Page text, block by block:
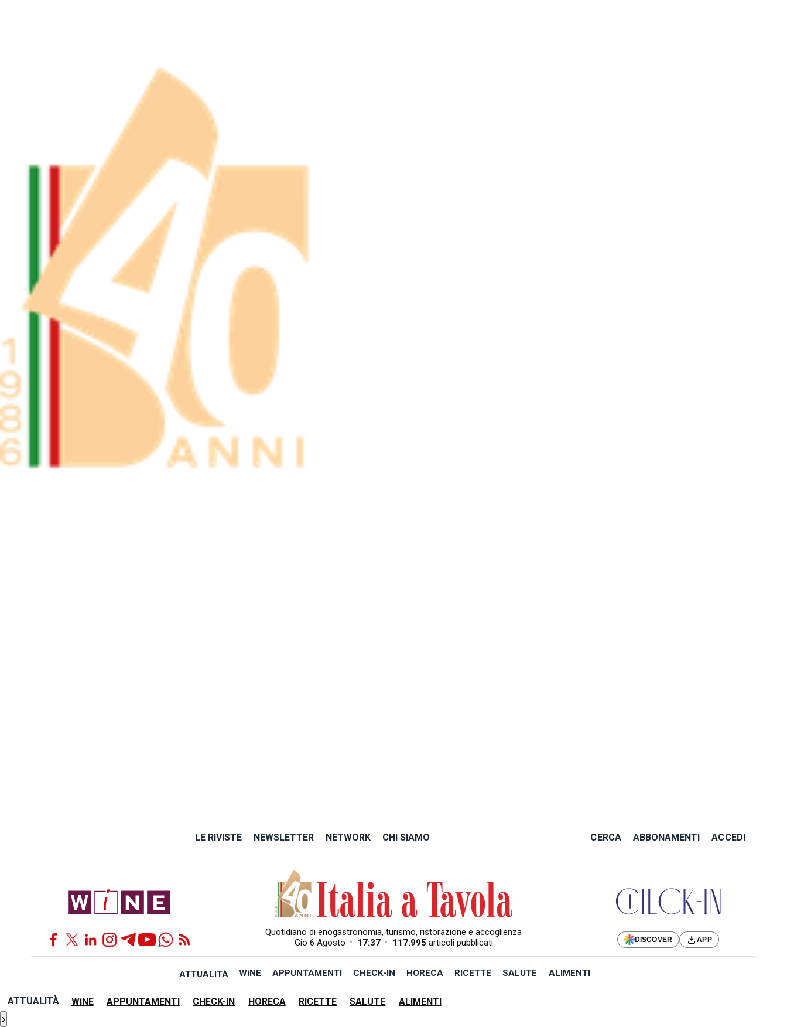
LE RIVISTE NEWSLETTER NETWORK CHI SIAMO CERCA ABBONAMENTI ACCEDI
Quotidiano di enogastronomia, turismo, ristorazione e accoglienza
Gio 6 Agosto • 17:37 • 117.995 articoli pubblicati DISCOVER APP
ATTUALITÀ WiNE APPUNTAMENTI CHECK-IN HORECA RICETTE SALUTE ALIMENTI
ATTUALITÀ WiNE APPUNTAMENTI CHECK-IN HORECA RICETTE SALUTE ALIMENTI
›